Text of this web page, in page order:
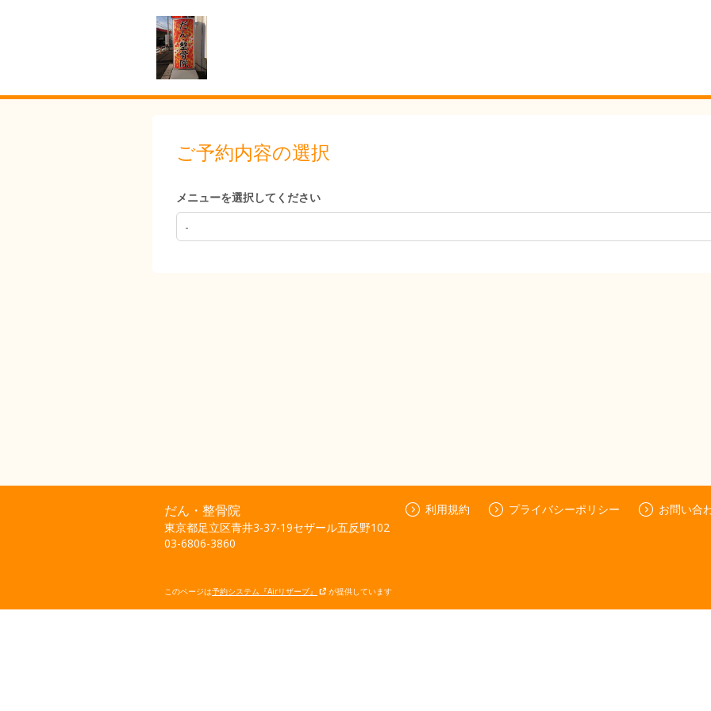
ご予約内容の選択
メニューを選択してください
-
だん・整骨院
東京都足立区青井3-37-19セザール五反野102
03-6806-3860
利用規約 プライバシーポリシー お問い合
このページは予約システム『Airリザーブ』 が提供しています